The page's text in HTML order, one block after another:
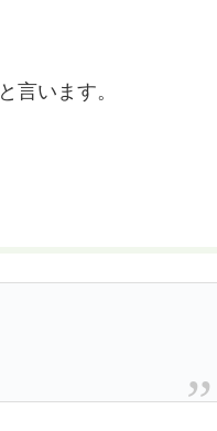
と言います。